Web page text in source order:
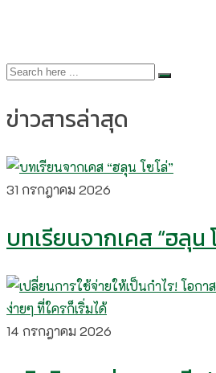
ข่าวสารล่าสุด
31 กรกฎาคม 2026
บทเรียนจากเคส “ฮลุน
14 กรกฎาคม 2026